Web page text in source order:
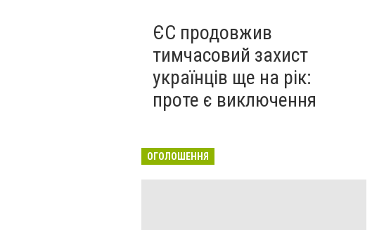
ЄС продовжив
тимчасовий захист
українців ще на рік:
проте є виключення
ОГОЛОШЕННЯ